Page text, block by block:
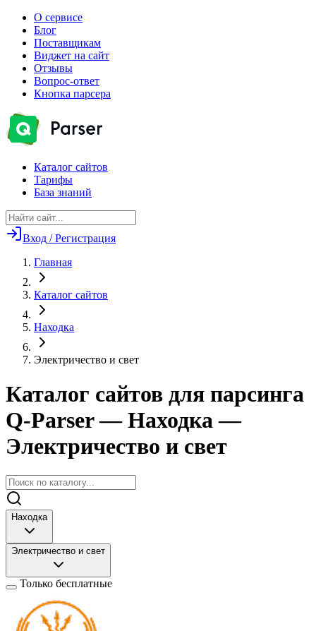
О сервисе
Блог
Поставщикам
Виджет на сайт
Отзывы
Вопрос-ответ
Кнопка парсера
Каталог сайтов
Тарифы
База знаний
Вход / Регистрация
Главная
Каталог сайтов
Находка
Электричество и свет
Каталог сайтов для парсинга
Q-Parser— Находка —
Электричество и свет
Находка
Электричество и свет
Только бесплатные